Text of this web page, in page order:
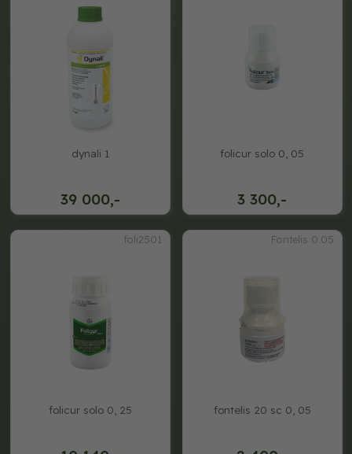
39 000,-
dynali 1
3 300,-
folicur solo 0, 05
foli2501
folicur solo 0, 25
Fontelis 0.05
fontelis 20 sc 0, 05